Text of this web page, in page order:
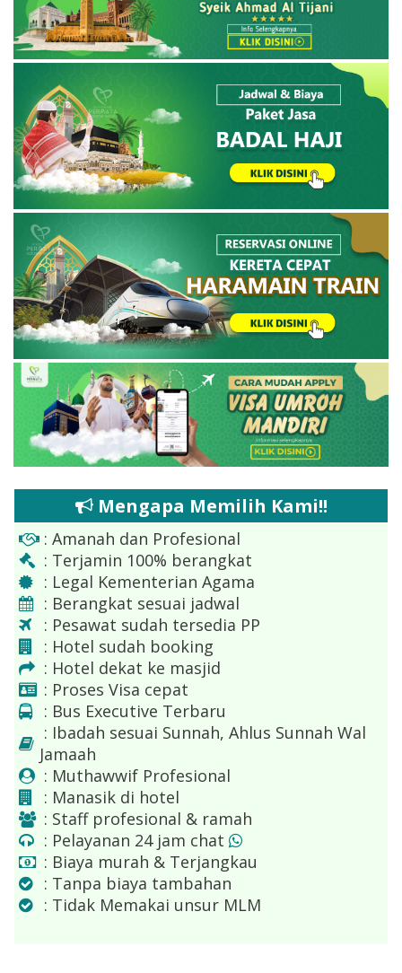
Mengapa Memilih Kami!!
: Amanah dan Profesional
: Terjamin 100% berangkat
: Legal Kementerian Agama
: Berangkat sesuai jadwal
: Pesawat sudah tersedia PP
: Hotel sudah booking
: Hotel dekat ke masjid
: Proses Visa cepat
: Bus Executive Terbaru
: Ibadah sesuai Sunnah, Ahlus Sunnah Wal
Jamaah
: Muthawwif Profesional
: Manasik di hotel
: Staff profesional & ramah
: Pelayanan 24 jam chat
: Biaya murah & Terjangkau
: Tanpa biaya tambahan
: Tidak Memakai unsur MLM